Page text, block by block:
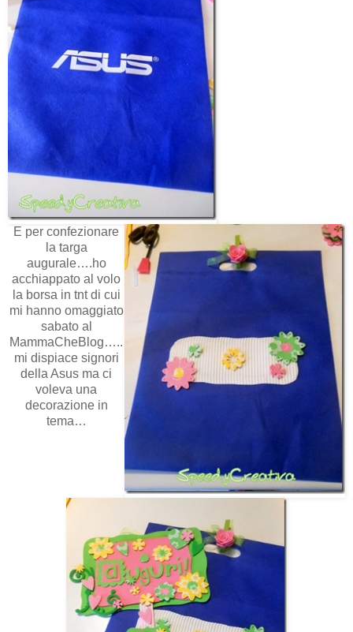
E per confezionare
la targa
augurale….ho
acchiappato al volo
la borsa in tnt di cui
mi hanno omaggiato
sabato al
MammaCheBlog…..
mi dispiace signori
della Asus ma ci
voleva una
decorazione in
tema…